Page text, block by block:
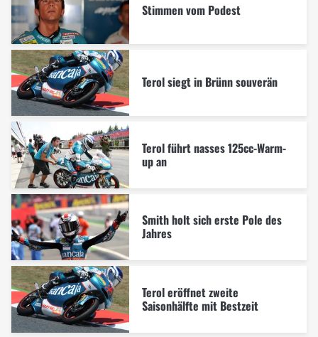
Stimmen vom Podest
Terol siegt in Brünn souverän
Terol führt nasses 125cc-Warm-
up an
Smith holt sich erste Pole des
Jahres
Terol eröffnet zweite
Saisonhälfte mit Bestzeit